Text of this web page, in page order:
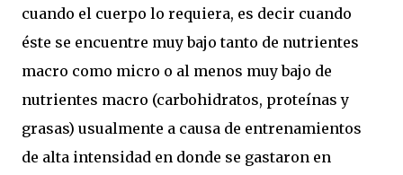
cuando el cuerpo lo requiera, es decir cuando
éste se encuentre muy bajo tanto de nutrientes
macro como micro o al menos muy bajo de
nutrientes macro (carbohidratos, proteínas y
grasas) usualmente a causa de entrenamientos
de alta intensidad en donde se gastaron en